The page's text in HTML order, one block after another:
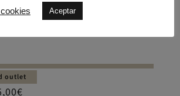
lunar relieve
outlet
€
Aceptar